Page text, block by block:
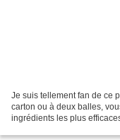
Je suis tellement fan de ce
carton ou à deux balles,
ingrédients les plus